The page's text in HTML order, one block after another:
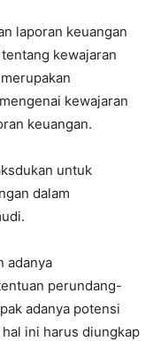
laporan keuangan
kewajaran
kewajaran
keuangan.
untuk
dalam
adanya
perundang-
adanya potensi
ini harus diungkap